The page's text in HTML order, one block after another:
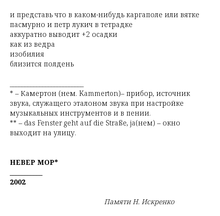
и представь что в каком-нибудь каргаполе или вятке
пасмурно и петр лукич в тетрадке
аккуратно выводит +2 осадки
как из ведра
изобилия
близится полдень
* – Камертон (нем. Kammerton)– прибор, источник
звука, служащего эталоном звука при настройке
музыкальных инструментов и в пении.
** – das Fenster geht auf die Straße, ja(нем) – окно
выходит на улицу.
НЕВЕР МОР*
2002
Памяти Н. Искренко